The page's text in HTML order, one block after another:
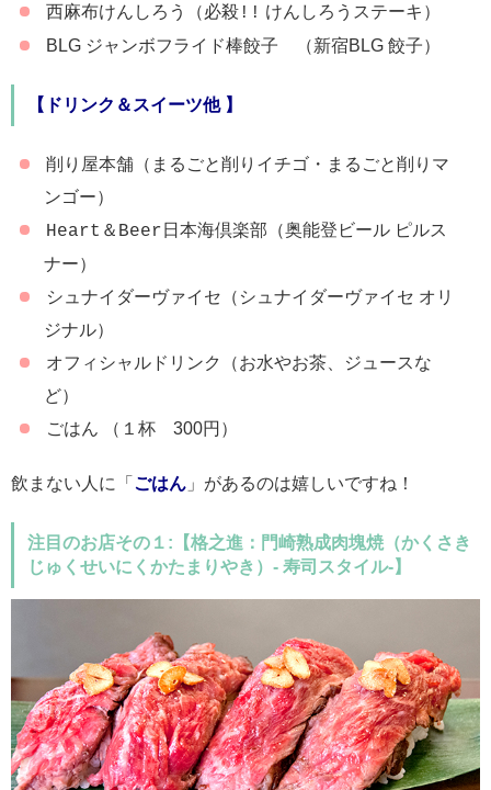
西麻布けんしろう（必殺!! けんしろうステーキ）
BLG ジャンボフライド棒餃子 （新宿BLG 餃子）
【ドリンク＆スイーツ他 】
削り屋本舗（まるごと削りイチゴ・まるごと削りマ
ンゴー）
Heart ＆ Beer 日本海倶楽部（奥能登ビール ピルス
ナー）
シュナイダーヴァイセ（シュナイダーヴァイセ オリ
ジナル）
オフィシャルドリンク（お水やお茶、ジュースな
ど）
ごはん （１杯 300円）
飲まない人に「 ごはん 」があるのは嬉しいですね！
注目のお店その１:【格之進：門崎熟成肉塊焼（かくさき
じゅくせいにくかたまりやき）- 寿司スタイル-】